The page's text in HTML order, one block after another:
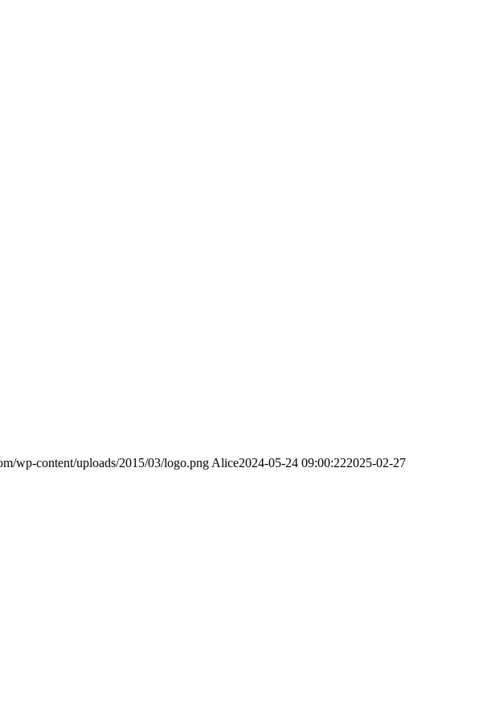
wp-content/uploads/2015/03/logo.png Alice2024-05-24 09:00:222025-02-27